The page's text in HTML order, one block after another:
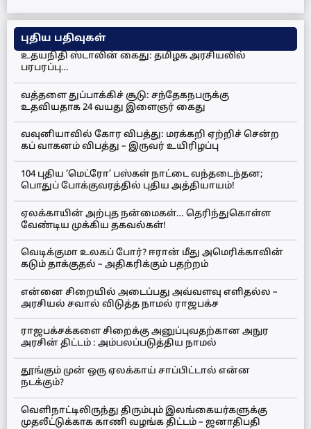
புதிய பதிவுகள்
உதயநிதி ஸ்டாலின் கைது: தமிழக அரசியலில்
பரபரப்பு…
வத்தளை துப்பாக்கிச் சூடு: சந்தேகநபருக்கு
உதவியதாக 24 வயது இளைஞர் கைது
வவுனியாவில் கோர விபத்து: மரக்கறி ஏற்றிச் சென்ற
கப் வாகனம் விபத்து – இருவர் உயிரிழப்பு
104 புதிய ‘மெட்ரோ’ பஸ்கள் நாட்டை வந்தடைந்தன;
பொதுப் போக்குவரத்தில் புதிய அத்தியாயம்!
ஏலக்காயின் அற்புத நன்மைகள்… தெரிந்துகொள்ள
வேண்டிய முக்கிய தகவல்கள்!
வெடிக்குமா உலகப் போர்? ஈரான் மீது அமெரிக்காவின்
கடும் தாக்குதல் – அதிகரிக்கும் பதற்றம்
என்னை சிறையில் அடைப்பது அவ்வளவு எளிதல்ல –
அரசியல் சவால் விடுத்த நாமல் ராஜபக்ச
ராஜபக்சக்களை சிறைக்கு அனுப்புவதற்கான அநுர
அரசின் திட்டம் : அம்பலப்படுத்திய நாமல்
தூங்கும் முன் ஒரு ஏலக்காய் சாப்பிட்டால் என்ன
நடக்கும்?
வெளிநாட்டிலிருந்து திரும்பும் இலங்கையர்களுக்கு
முதலீட்டுக்காக காணி வழங்க திட்டம் – ஜனாதிபதி